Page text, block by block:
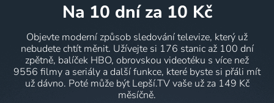
na 10 dní za 10 Kč
Objevte moderní způsob sledování televize, který už
nebudete chtít měnit. Užívejte si 176 stanic až 100 dní
zpětně, balíček HBO, obrovskou videotéku s více než
9556 filmy a seriály a další funkce, které byste si přáli mít
už dávno. Poté může být Lepší.TV vaše už za 149 Kč
měsíčně.